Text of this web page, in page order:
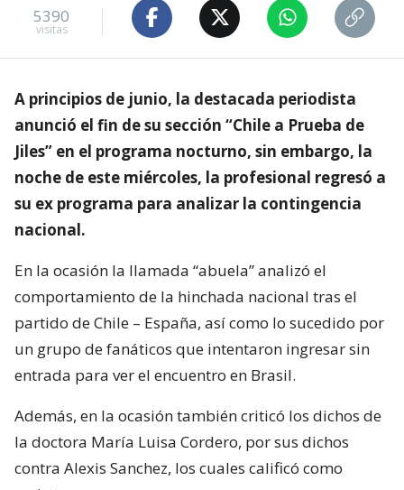
5390
visitas
A principios de junio, la destacada periodista
anunció el fin de su sección “Chile a Prueba de
Jiles” en el programa nocturno, sin embargo, la
noche de este miércoles, la profesional regresó a
su ex programa para analizar la contingencia
nacional.
En la ocasión la llamada “abuela” analizó el
comportamiento de la hinchada nacional tras el
partido de Chile – España, así como lo sucedido por
un grupo de fanáticos que intentaron ingresar sin
entrada para ver el encuentro en Brasil.
Además, en la ocasión también criticó los dichos de
la doctora María Luisa Cordero, por sus dichos
contra Alexis Sanchez, los cuales calificó como